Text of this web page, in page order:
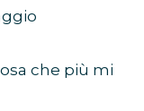
che più mi